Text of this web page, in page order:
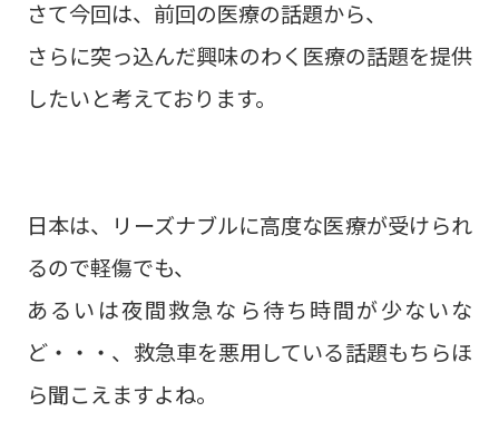
さて今回は、前回の医療の話題から、
さらに突っ込んだ興味のわく医療の話題を提供
したいと考えております。
日本は、リーズナブルに高度な医療が受けられ
るので軽傷でも、
あるいは夜間救急なら待ち時間が少ないな
ど・・・、救急車を悪用している話題もちらほ
ら聞こえますよね。